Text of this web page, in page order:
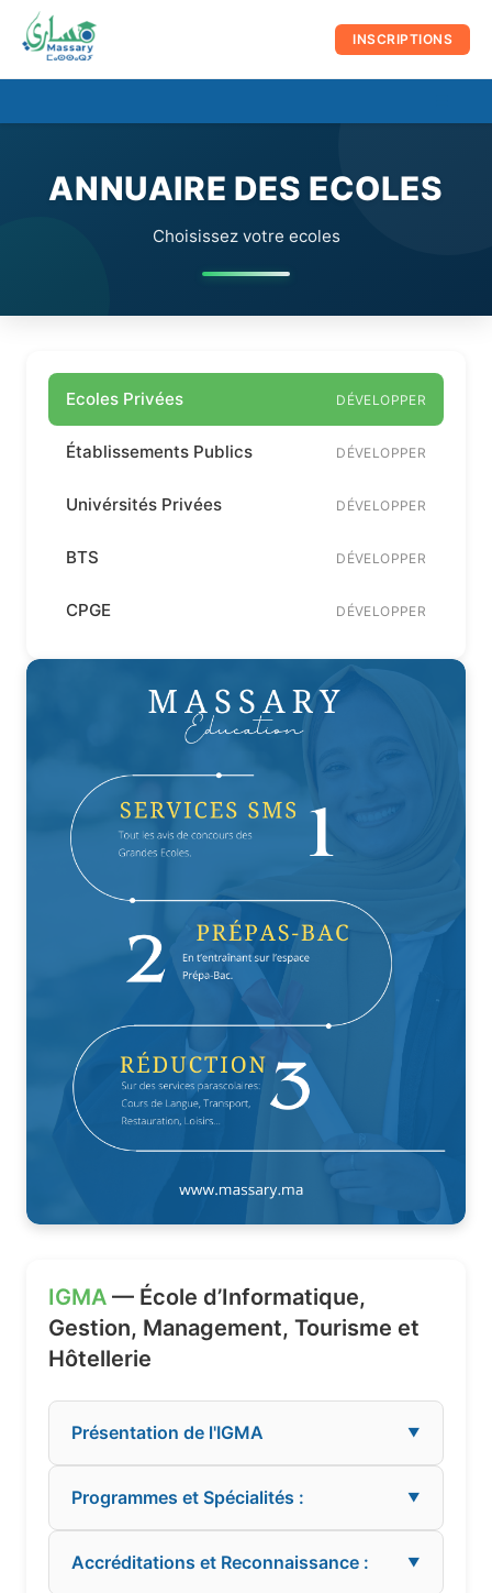
contenu
INSCRIPTIONS
ANNUAIRE DES ECOLES
Choisissez votre ecoles
Ecoles Privées DÉVELOPPER
Établissements Publics DÉVELOPPER
Univérsités Privées DÉVELOPPER
BTS DÉVELOPPER
CPGE DÉVELOPPER
IGMA — École d’Informatique,
Gestion, Management, Tourisme et
Hôtellerie
Présentation de l'IGMA ▼
Programmes et Spécialités : ▼
Accréditations et Reconnaissance : ▼